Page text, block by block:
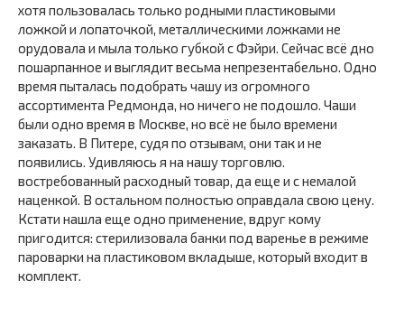
хотя пользовалась только родными пластиковыми
ложкой и лопаточкой, металлическими ложками не
орудовала и мыла только губкой с Фэйри. Сейчас всё дно
пошарпанное и выглядит весьма непрезентабельно. Одно
время пыталась подобрать чашу из огромного
ассортимента Редмонда, но ничего не подошло. Чаши
были одно время в Москве, но всё не было времени
заказать. В Питере, судя по отзывам, они так и не
появились. Удивляюсь я на нашу торговлю.
востребованный расходный товар, да еще и с немалой
наценкой. В остальном полностью оправдала свою цену.
Кстати нашла еще одно применение, вдруг кому
пригодится: стерилизовала банки под варенье в режиме
пароварки на пластиковом вкладыше, который входит в
комплект.